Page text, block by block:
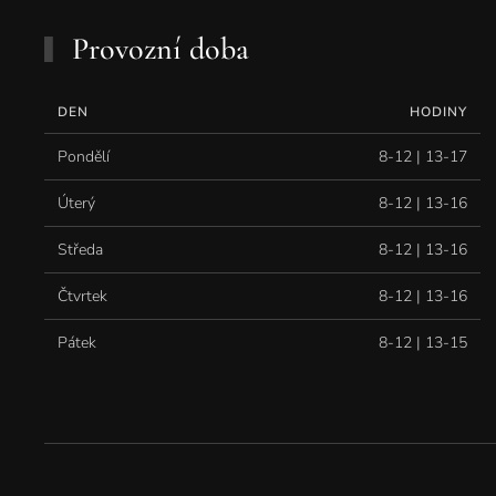
Provozní doba
DEN HODINY
Pondělí 8-12 | 13-17
Úterý 8-12 | 13-16
Středa 8-12 | 13-16
Čtvrtek 8-12 | 13-16
Pátek 8-12 | 13-15